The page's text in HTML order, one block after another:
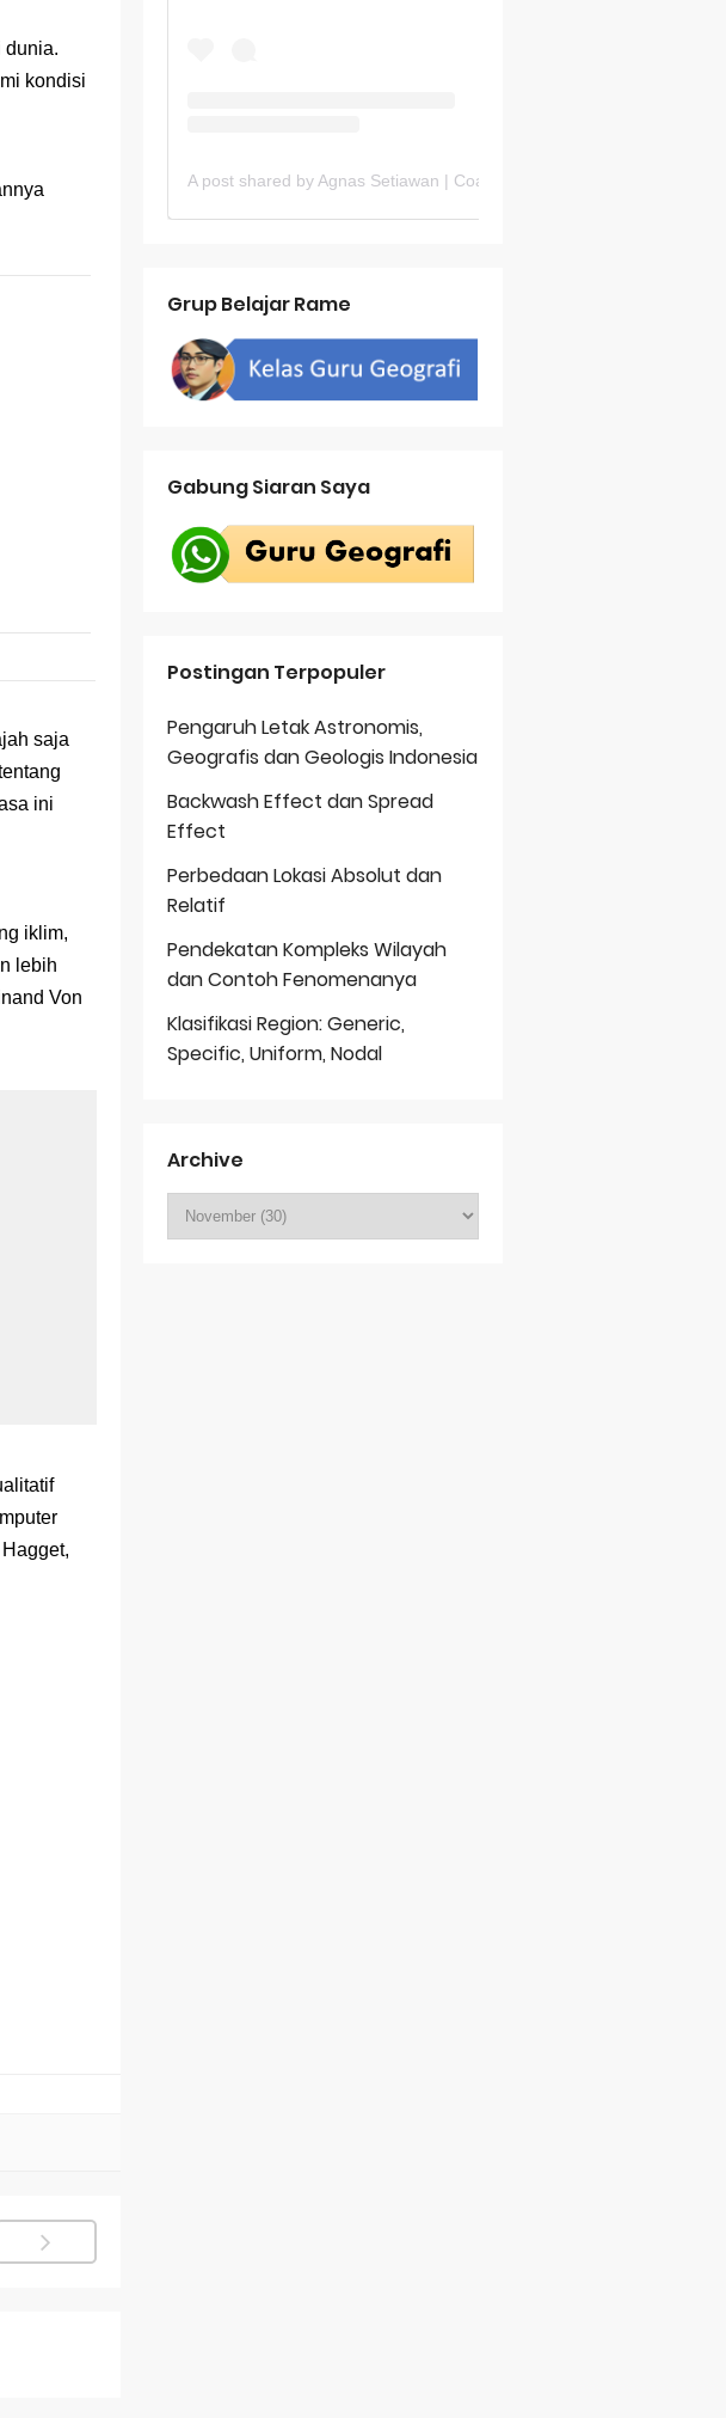
dunia.
kondisi
saja
ini
iklim,
lebih
Von
Grup Belajar Rame
Gabung Siaran Saya
Postingan Terpopuler
Pengaruh Letak Astronomis,
Geografis dan Geologis Indonesia
Backwash Effect dan Spread
Effect
Perbedaan Lokasi Absolut dan
Relatif
Pendekatan Kompleks Wilayah
dan Contoh Fenomenanya
Klasifikasi Region: Generic,
Specific, Uniform, Nodal
Archive